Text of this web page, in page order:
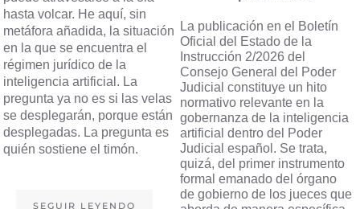
hasta volcar. He aquí, sin
metáfora añadida, la situación
en la que se encuentra el
régimen jurídico de la
inteligencia artificial. La
pregunta ya no es si las velas
se desplegarán, porque están
desplegadas. La pregunta es
quién sostiene el timón.
SEGUIR LEYENDO
La publicación en el Boletín
Oficial del Estado de la
Instrucción 2/2026 del
Consejo General del Poder
Judicial constituye un hito
normativo relevante en la
gobernanza de la inteligencia
artificial dentro del Poder
Judicial español. Se trata,
quizá, del primer instrumento
formal emanado del órgano
de gobierno de los jueces que